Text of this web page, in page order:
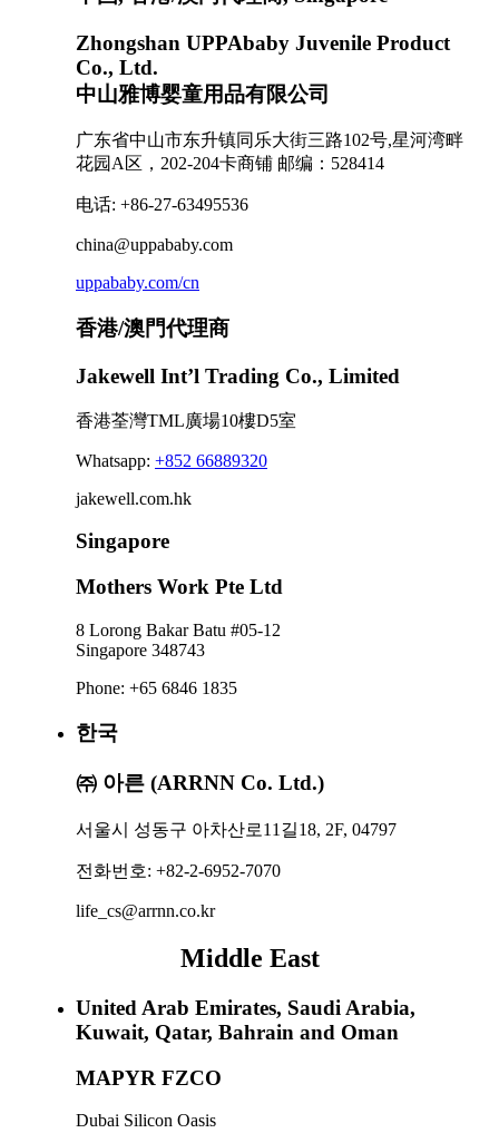
Zhongshan UPPAbaby Juvenile Product
Co., Ltd.
中山雅博婴童用品有限公司
广东省中山市东升镇同乐大街三路102号,星河湾畔
花园A区，202-204卡商铺 邮编：528414
电话: +86-27-63495536
china@uppababy.com
uppababy.com/cn
香港/澳門代理商
Jakewell Int’l Trading Co., Limited
香港荃灣TML廣場10樓D5室
Whatsapp: +852 66889320
jakewell.com.hk
Singapore
Mothers Work Pte Ltd
8 Lorong Bakar Batu #05-12
Singapore 348743
Phone: +65 6846 1835
한국
㈜ 아른 (ARRNN Co. Ltd.)
서울시 성동구 아차산로11길18, 2F, 04797
전화번호: +82-2-6952-7070
life_cs@arrnn.co.kr
Middle East
United Arab Emirates, Saudi Arabia,
Kuwait, Qatar, Bahrain and Oman
MAPYR FZCO
Dubai Silicon Oasis